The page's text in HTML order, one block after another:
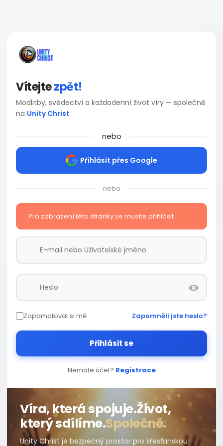
Vítejtezpět!
Modlitby, svědectví a každodenní život víry — společně
na Unity Christ .
nebo
Přihlásit přes Google
nebo
Pro zobrazení této stránky se musíte přihlásit
Zapamatovat si mě Zapomněli jste heslo?
Přihlásit se
Nemáte účet? Registrace
Víra, která spojuje.Život,
který sdílíme.Společně.
Unity Christ je bezpečný prostor pro křesťanskou